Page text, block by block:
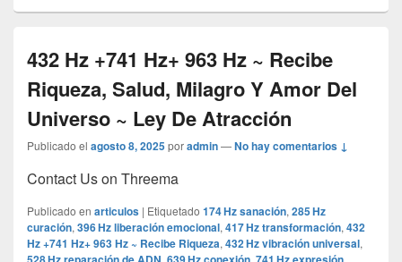
432 Hz +741 Hz+ 963 Hz ~ Recibe
Riqueza, Salud, Milagro Y Amor Del
Universo ~ Ley De Atracción
Publicado el agosto 8, 2025poradmin—No hay comentarios ↓
Contact Us on Threema
Publicado en articulos | Etiquetado 174 Hz sanación, 285 Hz
curación, 396 Hz liberación emocional, 417 Hz transformación, 432
Hz +741 Hz+ 963 Hz ~ Recibe Riqueza, 432 Hz vibración universal,